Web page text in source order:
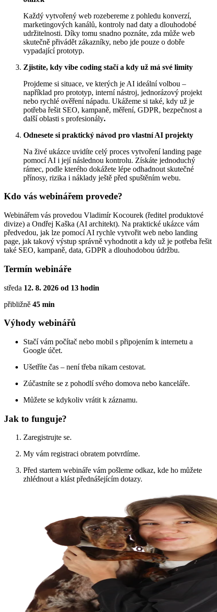
Každý vytvořený web rozebereme z pohledu konverzí,
marketingových kanálů, kontroly nad daty a dlouhodobé
udržitelnosti. Díky tomu snadno poznáte, zda může web
skutečně přivádět zákazníky, nebo jde pouze o dobře
vypadající prototyp.
Zjistíte, kdy vibe coding stačí a kdy už má své limity
Projdeme si situace, ve kterých je AI ideální volbou –
například pro prototyp, interní nástroj, jednorázový projekt
nebo rychlé ověření nápadu. Ukážeme si také, kdy už je
potřeba řešit SEO, kampaně, měření, GDPR, bezpečnost a
další oblasti s profesionály.
Odnesete si praktický návod pro vlastní AI projekty
Na živé ukázce uvidíte celý proces vytvoření landing page
pomocí AI i její následnou kontrolu. Získáte jednoduchý
rámec, podle kterého dokážete lépe odhadnout skutečné
přínosy, rizika i náklady ještě před spuštěním webu.
Kdo vás webinářem provede?
Webinářem vás provedou Vladimír Kocourek (ředitel produktové
divize) a Ondřej Kaška (AI architekt). Na praktické ukázce vám
předvedou, jak lze pomocí AI rychle vytvořit web nebo landing
page, jak takový výstup správně vyhodnotit a kdy už je potřeba řešit
také SEO, kampaně, data, GDPR a dlouhodobou údržbu.
Termín webináře
středa 12. 8. 2026 od 13 hodin
přibližně 45 min
Výhody webinářů
Stačí vám počítač nebo mobil s připojením k internetu a
Google účet.
Ušetříte čas – není třeba nikam cestovat.
Zúčastníte se z pohodlí svého domova nebo kanceláře.
Můžete se kdykoliv vrátit k záznamu.
Jak to funguje?
Zaregistrujte se.
My vám registraci obratem potvrdíme.
Před startem webináře vám pošleme odkaz, kde ho můžete
zhlédnout a klást přednášejícím dotazy.